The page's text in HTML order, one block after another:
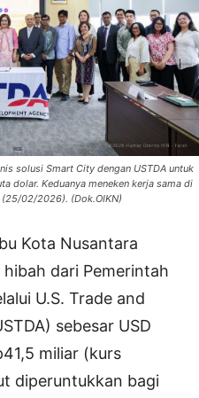
solusi Smart City dengan USTDA untuk
dolar. Keduanya meneken kerja sama di
02/2026). (Dok.OIKN)
Kota Nusantara
dari Pemerintah
U.S. Trade and
sebesar USD
miliar (kurs
diperuntukkan bagi